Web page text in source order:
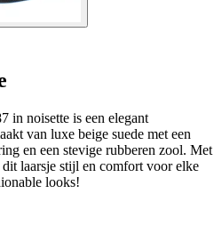
in noisette is een elegant
van luxe beige suede met een
en een stevige rubberen zool. Met
laarsje stijl en comfort voor elke
looks!